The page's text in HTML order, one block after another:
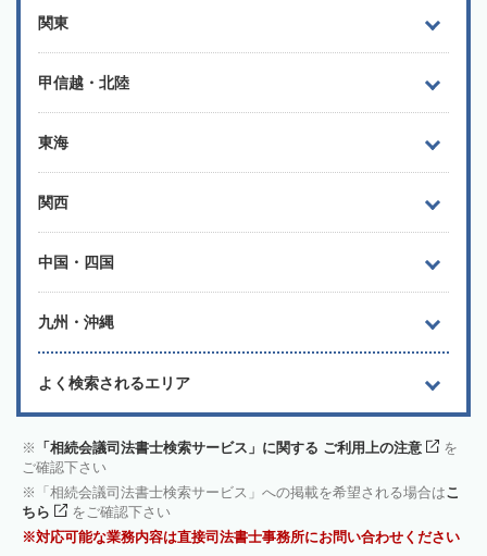
関東
甲信越・北陸
東海
関西
中国・四国
九州・沖縄
よく検索されるエリア
「相続会議司法書士検索サービス」に関する ご利用上の注意
を
ご確認下さい
「相続会議司法書士検索サービス」への掲載を希望される場合はこ
ちら
をご確認下さい
対応可能な業務内容は直接司法書士事務所にお問い合わせください